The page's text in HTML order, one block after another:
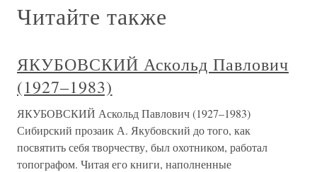
Читайте также
ЯКУБОВСКИЙ Аскольд Павлович
(1927–1983)
ЯКУБОВСКИЙ Аскольд Павлович (1927–1983)
Сибирский прозаик А. Якубовский до того, как
посвятить себя творчеству, был охотником, работал
топографом. Читая его книги, наполненные